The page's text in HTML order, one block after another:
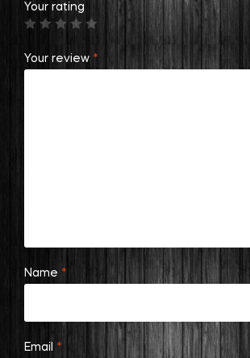
Your rating
Your review *
Name *
Email *